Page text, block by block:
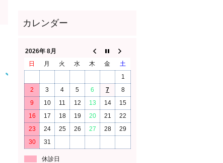
2026年 8月
日
月 火 水 木 金
土
1
2
3 4 5 6 7
8
9
10 11 12 13 14
15
16
17 18 19 20 21
22
23
24 25 26 27 28
29
30
31
休診日